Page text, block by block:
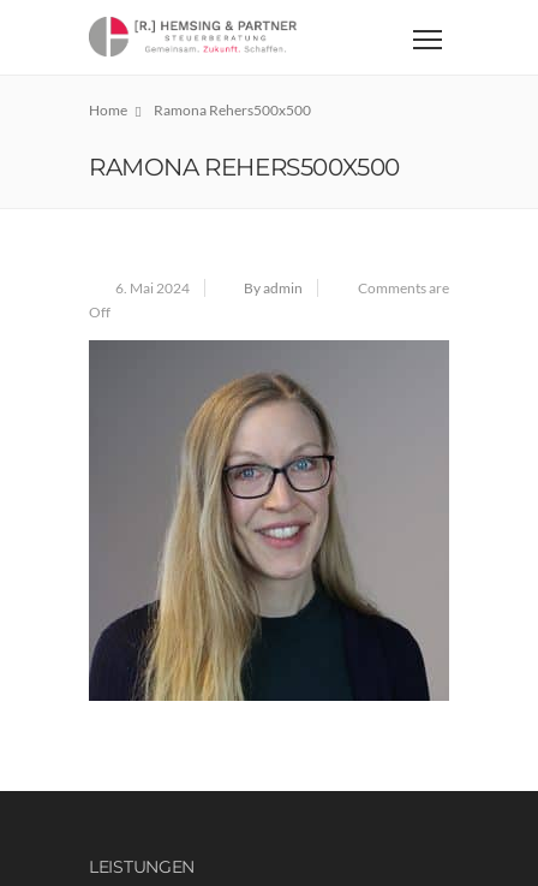
Home Ramona Rehers500x500
RAMONA REHERS500X500
6. Mai 2024 By admin
Comments are
Off
LEISTUNGEN